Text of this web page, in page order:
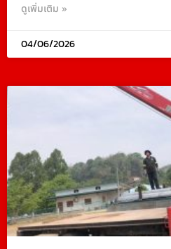
ดูเพิ่มเติม »
04/06/2026